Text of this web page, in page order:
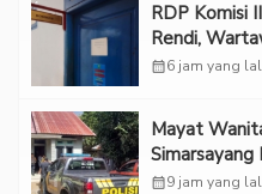
RDP Komisi
Rendi,
Ruangan
calendar_month6 jam yang
Mayat
Simarsayang
Diterjunkan
calendar_month9 jam yang